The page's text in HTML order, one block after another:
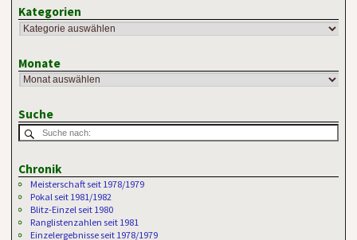
Kategorien
Monate
Suche
Chronik
Meisterschaft seit 1978/1979
Pokal seit 1981/1982
Blitz-Einzel seit 1980
Ranglistenzahlen seit 1981
Einzelergebnisse seit 1978/1979